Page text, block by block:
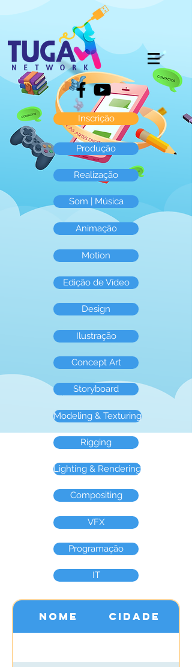
Inscrição
Produção
Realização
Som | Música
Animação
Motion
Edição de Vídeo
Design
Ilustração
Concept Art
Storyboard
Modeling & Texturing
Rigging
Lighting & Rendering
Compositing
VFX
Programação
IT
Nome Cidade